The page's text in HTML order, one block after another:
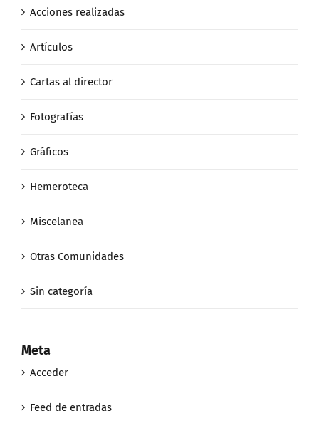
Acciones realizadas
Artículos
Cartas al director
Fotografías
Gráficos
Hemeroteca
Miscelanea
Otras Comunidades
Sin categoría
Meta
Acceder
Feed de entradas